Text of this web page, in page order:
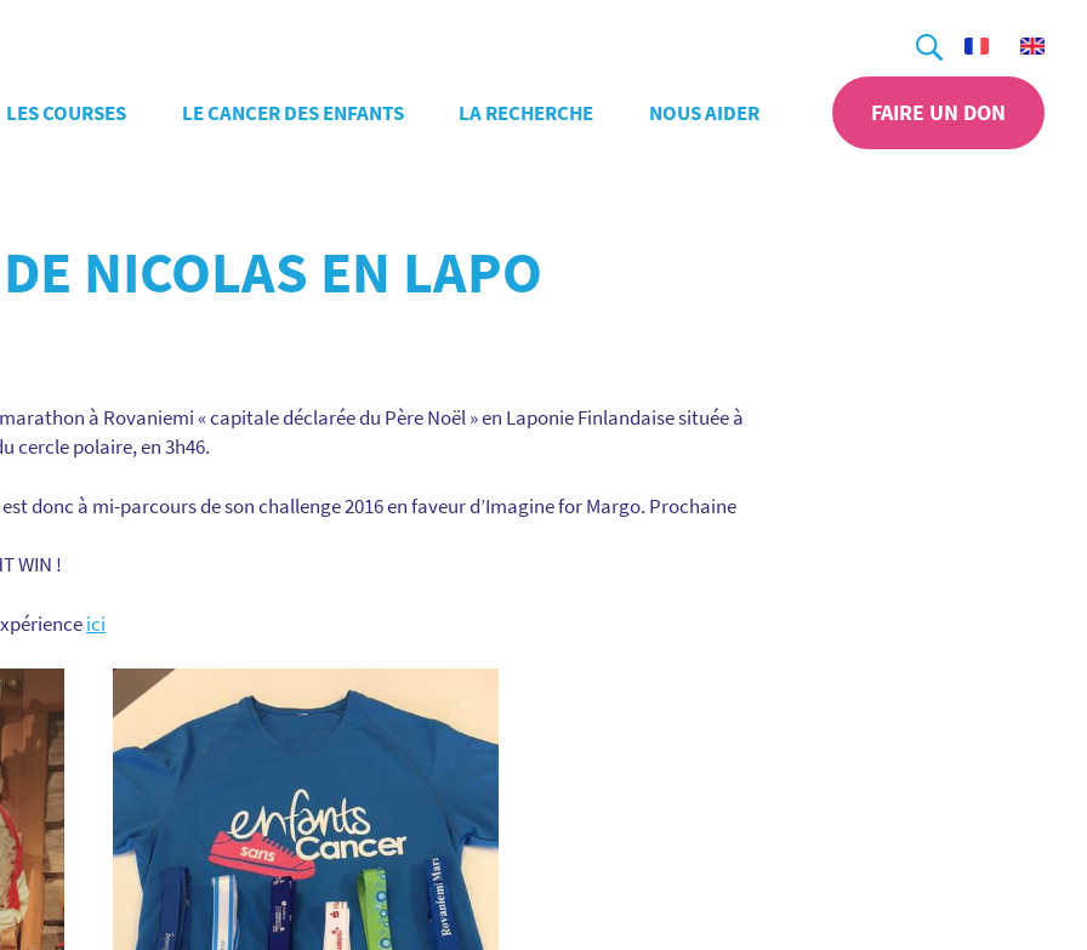
Recherche
LES COURSES LE CANCER DES ENFANTS LA RECHERCHE NOUS AIDER FAIRE UN DON
NICOLAS EN LAPO
à Rovaniemi « capitale déclarée du Père Noël » en Laponie Finlandaise située à
cercle polaire, en 3h46.
donc à mi-parcours de son challenge 2016 en faveur d’Imagine for Margo. Prochaine
WIN !
ici